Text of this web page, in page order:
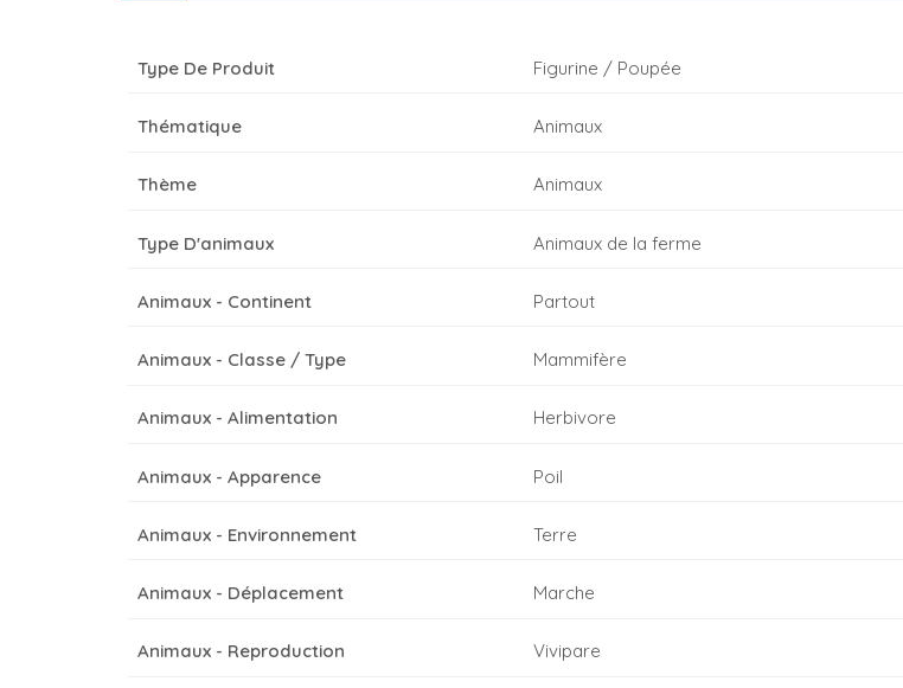
Type De Produit Figurine / Poupée
Thématique Animaux
Thème Animaux
Type D'animaux Animaux de la ferme
Animaux - Continent Partout
Animaux - Classe / Type Mammifère
Animaux - Alimentation Herbivore
Animaux - Apparence Poil
Animaux - Environnement Terre
Animaux - Déplacement Marche
Animaux - Reproduction Vivipare